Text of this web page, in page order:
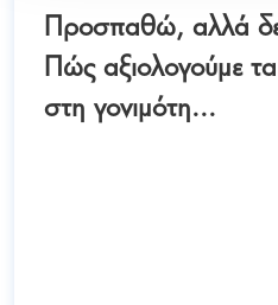
Προσπαθώ, αλλά
Πώς αξιολογούμε
στη γονιμότη...